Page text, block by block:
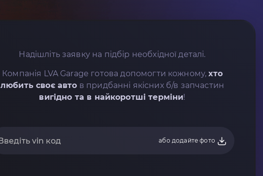
Надішліть заявку на підбір необхідної деталі.
Компанія LVA Garage готова допомогти кожному,хто
любить своє авто в придбанні якісних б/в запчастин
вигідно та в найкоротші терміни!
або додайте фото